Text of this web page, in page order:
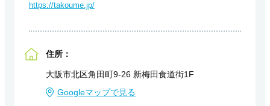
https://takoume.jp/
住所：
大阪市北区角田町9-26 新梅田食道街1F
Googleマップで見る